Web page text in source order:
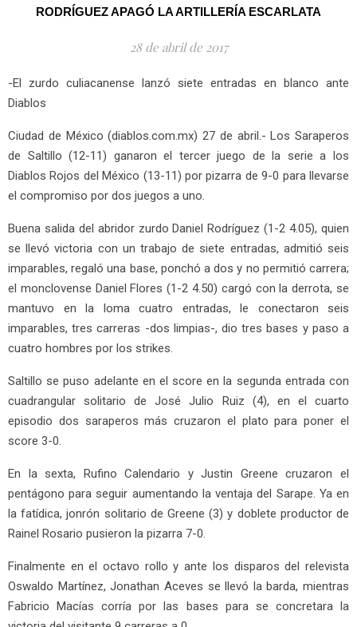
RODRÍGUEZ APAGÓ LA ARTILLERÍA ESCARLATA
28 de abril de 2017
-El zurdo culiacanense lanzó siete entradas en blanco ante
Diablos
Ciudad de México (diablos.com.mx) 27 de abril.- Los Saraperos
de Saltillo (12-11) ganaron el tercer juego de la serie a los
Diablos Rojos del México (13-11) por pizarra de 9-0 para llevarse
el compromiso por dos juegos a uno.
Buena salida del abridor zurdo Daniel Rodríguez (1-2 4.05), quien
se llevó victoria con un trabajo de siete entradas, admitió seis
imparables, regaló una base, ponchó a dos y no permitió carrera;
el monclovense Daniel Flores (1-2 4.50) cargó con la derrota, se
mantuvo en la loma cuatro entradas, le conectaron seis
imparables, tres carreras -dos limpias-, dio tres bases y paso a
cuatro hombres por los strikes.
Saltillo se puso adelante en el score en la segunda entrada con
cuadrangular solitario de José Julio Ruiz (4), en el cuarto
episodio dos saraperos más cruzaron el plato para poner el
score 3-0.
En la sexta, Rufino Calendario y Justin Greene cruzaron el
pentágono para seguir aumentando la ventaja del Sarape. Ya en
la fatídica, jonrón solitario de Greene (3) y doblete productor de
Rainel Rosario pusieron la pizarra 7-0.
Finalmente en el octavo rollo y ante los disparos del relevista
Oswaldo Martínez, Jonathan Aceves se llevó la barda, mientras
Fabricio Macías corría por las bases para se concretara la